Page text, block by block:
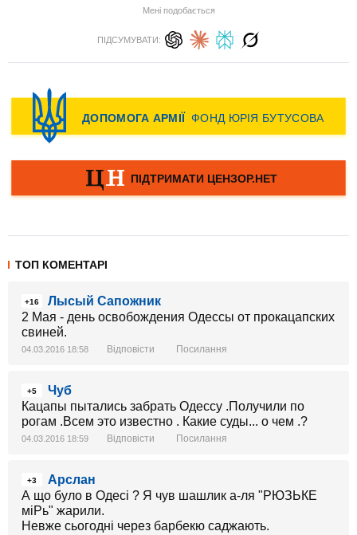
Мені подобається
ПІДСУМУВАТИ:
ТОП КОМЕНТАРІ
+16
Лысый Сапожник
2 Мая - день освобождения Одессы от прокацапских
свиней.
04.03.2016 18:58 Відповісти Посилання
+5
Чуб
Кацапы пытались забрать Одессу .Получили по
рогам .Всем это известно . Какие суды... о чем .?
04.03.2016 18:59 Відповісти Посилання
+3
Арслан
А що було в Одесі ? Я чув шашлик а-ля "РЮЗЬКЕ
міРь" жарили.
Невже сьогодні через барбекю саджають.